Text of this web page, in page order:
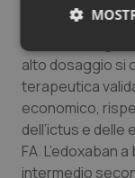
Nonostante gli
alto dosaggio si
terapeutica
economico,
dell’ictus e
FA. L’edoxaban
intermedio